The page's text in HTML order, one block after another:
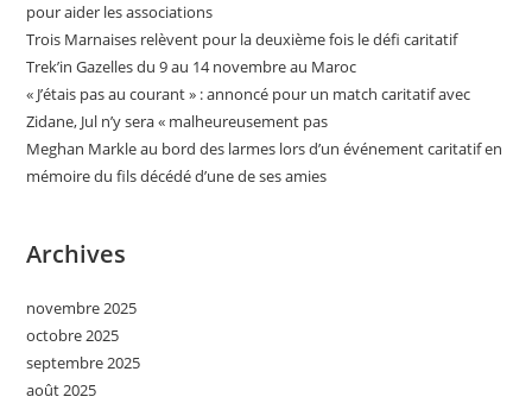
pour aider les associations
Trois Marnaises relèvent pour la deuxième fois le défi caritatif
Trek’in Gazelles du 9 au 14 novembre au Maroc
« J’étais pas au courant » : annoncé pour un match caritatif avec
Zidane, Jul n’y sera « malheureusement pas
Meghan Markle au bord des larmes lors d’un événement caritatif en
mémoire du fils décédé d’une de ses amies
Archives
novembre 2025
octobre 2025
septembre 2025
août 2025